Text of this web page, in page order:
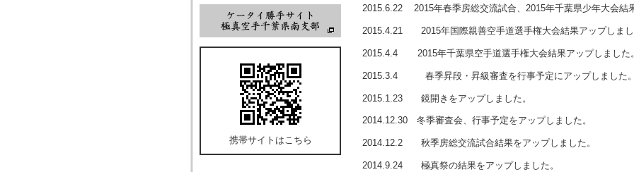
2015.6.22 2015年春季房総交流試合、2015年千葉県少年大会結
2015.4.21 2015年国際親善空手道選手権大会結果アップしま
2015.4.4 2015年千葉県空手道選手権大会結果アップしました
2015.3.4 春季昇段・昇級審査を行事予定にアップしました
2015.1.23 鏡開きをアップしました。
2014.12.30 冬季審査会、行事予定をアップしました。
2014.12.2 秋季房総交流試合結果をアップしました。
2014.9.24 極真祭の結果をアップしました。
携帯サイトはこちら